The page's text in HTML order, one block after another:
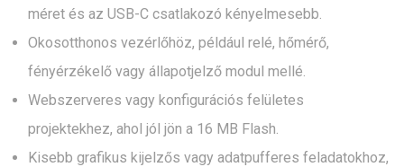
méret és az USB-C csatlakozó kényelmesebb.
Okosotthonos vezérlőhöz, például relé, hőmérő,
fényérzékelő vagy állapotjelző modul mellé.
Webszerveres vagy konfigurációs felületes
projektekhez, ahol jól jön a 16 MB Flash.
Kisebb grafikus kijelzős vagy adatpufferes feladatokhoz,